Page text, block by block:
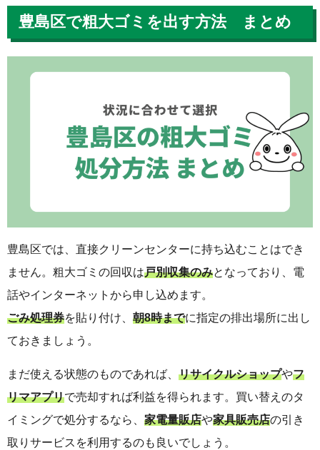
豊島区で粗大ゴミを出す方法 まとめ
豊島区では、直接クリーンセンターに持ち込むことはでき
ません。粗大ゴミの回収は戸別収集のみとなっており、電
話やインターネットから申し込めます。
ごみ処理券を貼り付け、 朝8時までに指定の排出場所に出し
ておきましょう。
まだ使える状態のものであれば、 リサイクルショップやフ
リマアプリで売却すれば利益を得られます。買い替えのタ
イミングで処分するなら、 家電量販店や家具販売店の引き
取りサービスを利用するのも良いでしょう。